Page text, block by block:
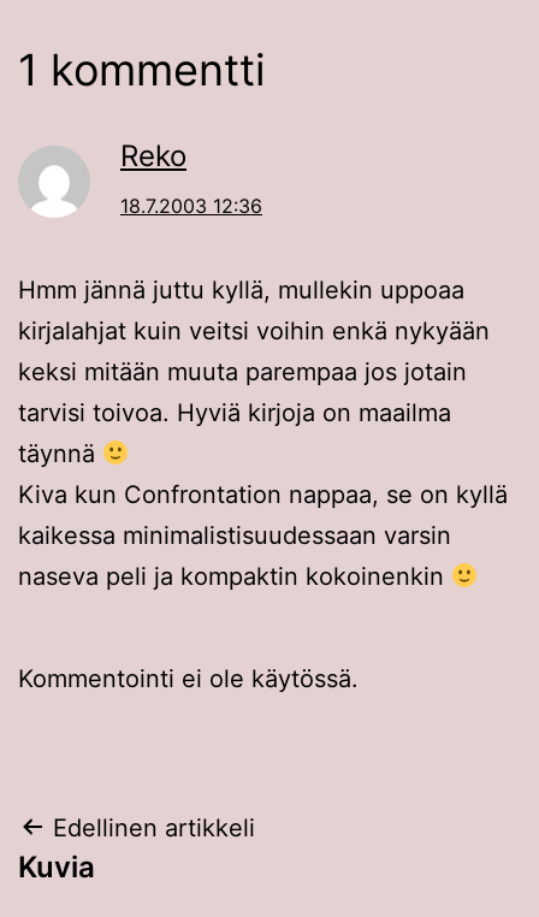
1 kommentti
Reko
18.7.2003 12:36
Hmm jännä juttu kyllä, mullekin uppoaa
kirjalahjat kuin veitsi voihin enkä nykyään
keksi mitään muuta parempaa jos jotain
tarvisi toivoa. Hyviä kirjoja on maailma
täynnä
Kiva kun Confrontation nappaa, se on kyllä
kaikessa minimalistisuudessaan varsin
naseva peli ja kompaktin kokoinenkin
Kommentointi ei ole käytössä.
Artikkelien
selaus
Edellinen artikkeli
Kuvia